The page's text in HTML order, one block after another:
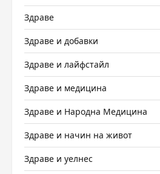
Здраве
Здраве и добавки
Здраве и лайфстайл
Здраве и медицина
Здраве и Народна Медицина
Здраве и начин на живот
Здраве и уелнес